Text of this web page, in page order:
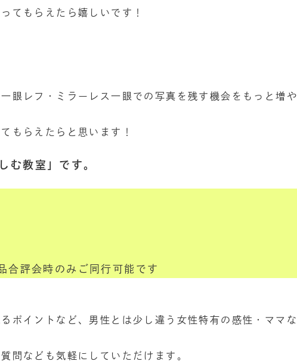
てもらえたら嬉しいです！
眼レフ・ミラーレス一眼での写真を残す機会をもっと増や
もらえたらと思います！
む教室」です。
評会時のみご同行可能です
ポイントなど、男性とは少し違う女性特有の感性・ママな
問なども気軽にしていただけます。